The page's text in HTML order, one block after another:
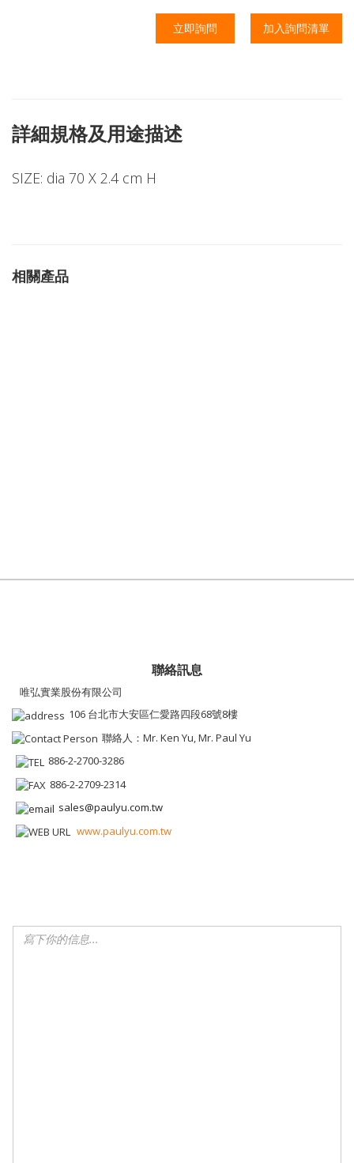
立即詢問 加入詢問清單
詳細規格及用途描述
SIZE: dia 70 X 2.4 cm H
相關產品
聯絡訊息
唯弘實業股份有限公司
106 台北市大安區仁愛路四段68號8樓
聯絡人：Mr. Ken Yu, Mr. Paul Yu
886-2-2700-3286
886-2-2709-2314
sales@paulyu.com.tw
www.paulyu.com.tw